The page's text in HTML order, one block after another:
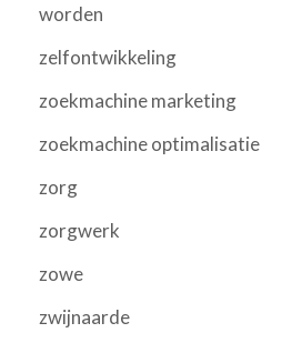
worden
zelfontwikkeling
zoekmachine marketing
zoekmachine optimalisatie
zorg
zorgwerk
zowe
zwijnaarde